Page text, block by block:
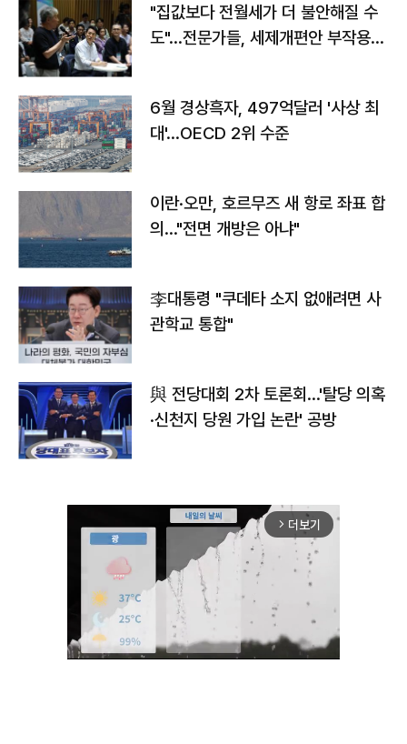
"집값보다 전월세가 더 불안해질 수
도"…전문가들, 세제개편안 부작용
6월 경상흑자, 497억달러 '사상 최
대'…OECD 2위 수준
이란·오만, 호르무즈 새 항로 좌표 합
의…"전면 개방은 아냐"
李대통령 "쿠데타 소지 없애려면 사
관학교 통합"
與 전당대회 2차 토론회…'탈당 의혹
·신천지 당원 가입 논란' 공방
arrow_forward_ios 더보기